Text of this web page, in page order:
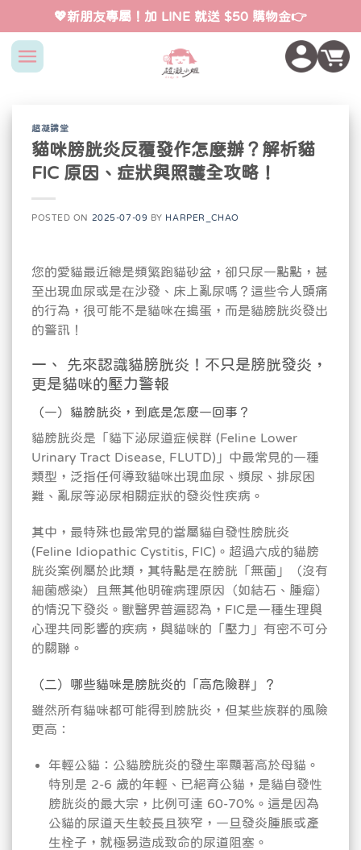
content
💖新朋友專屬！加 LINE 就送 $50 購物金👉
超凝講堂
貓咪膀胱炎反覆發作怎麼辦？解析貓
FIC 原因、症狀與照護全攻略！
POSTED ON 2025-07-09 BY HARPER_CHAO
您的愛貓最近總是頻繁跑貓砂盆，卻只尿一點點，甚
至出現血尿或是在沙發、床上亂尿嗎？這些令人頭痛
的行為，很可能不是貓咪在搗蛋，而是貓膀胱炎發出
的警訊！
一、 先來認識貓膀胱炎！不只是膀胱發炎，
更是貓咪的壓力警報
（一）貓膀胱炎，到底是怎麼一回事？
貓膀胱炎是「貓下泌尿道症候群 (Feline Lower
Urinary Tract Disease, FLUTD)」中最常見的一種
類型，泛指任何導致貓咪出現血尿、頻尿、排尿困
難、亂尿等泌尿相關症狀的發炎性疾病。
其中，最特殊也最常見的當屬貓自發性膀胱炎
(Feline Idiopathic Cystitis, FIC)。超過六成的貓膀
胱炎案例屬於此類，其特點是在膀胱「無菌」（沒有
細菌感染）且無其他明確病理原因（如結石、腫瘤）
的情況下發炎。獸醫界普遍認為，FIC是一種生理與
心理共同影響的疾病，與貓咪的「壓力」有密不可分
的關聯。
（二）哪些貓咪是膀胱炎的「高危險群」？
雖然所有貓咪都可能得到膀胱炎，但某些族群的風險
更高：
年輕公貓：公貓膀胱炎的發生率顯著高於母貓。
特別是 2-6 歲的年輕、已絕育公貓，是貓自發性
膀胱炎的最大宗，比例可達 60-70%。這是因為
公貓的尿道天生較長且狹窄，一旦發炎腫脹或產
生栓子，就極易造成致命的尿道阻塞。